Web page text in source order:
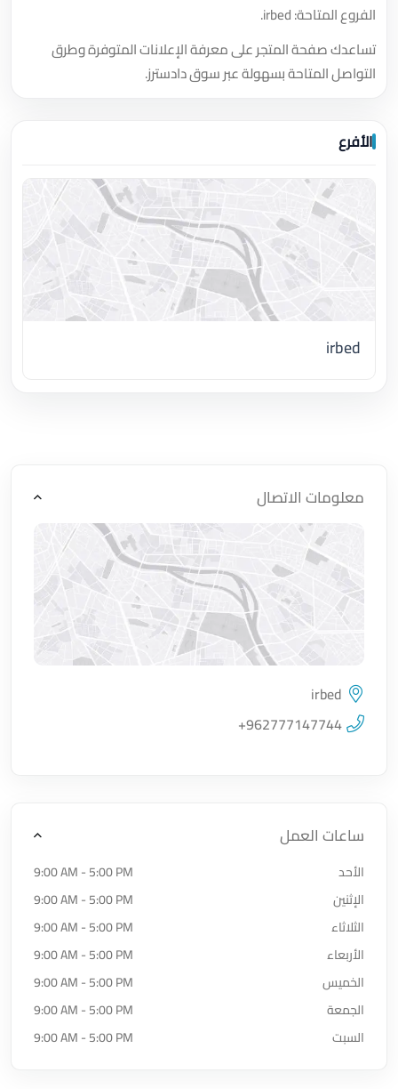
الفروع المتاحة: irbed.
تساعدك صفحة المتجر على معرفة الإعلانات المتوفرة وطرق
التواصل المتاحة بسهولة عبر سوق دادسترز.
الأفرع
irbed
معلومات الاتصال
اضغط لتحميل الموقع
irbed
+962777147744
ساعات العمل
الأحد
9:00 AM - 5:00 PM
الإثنين
9:00 AM - 5:00 PM
الثلاثاء
9:00 AM - 5:00 PM
الأربعاء
9:00 AM - 5:00 PM
الخميس
9:00 AM - 5:00 PM
الجمعة
9:00 AM - 5:00 PM
السبت
9:00 AM - 5:00 PM